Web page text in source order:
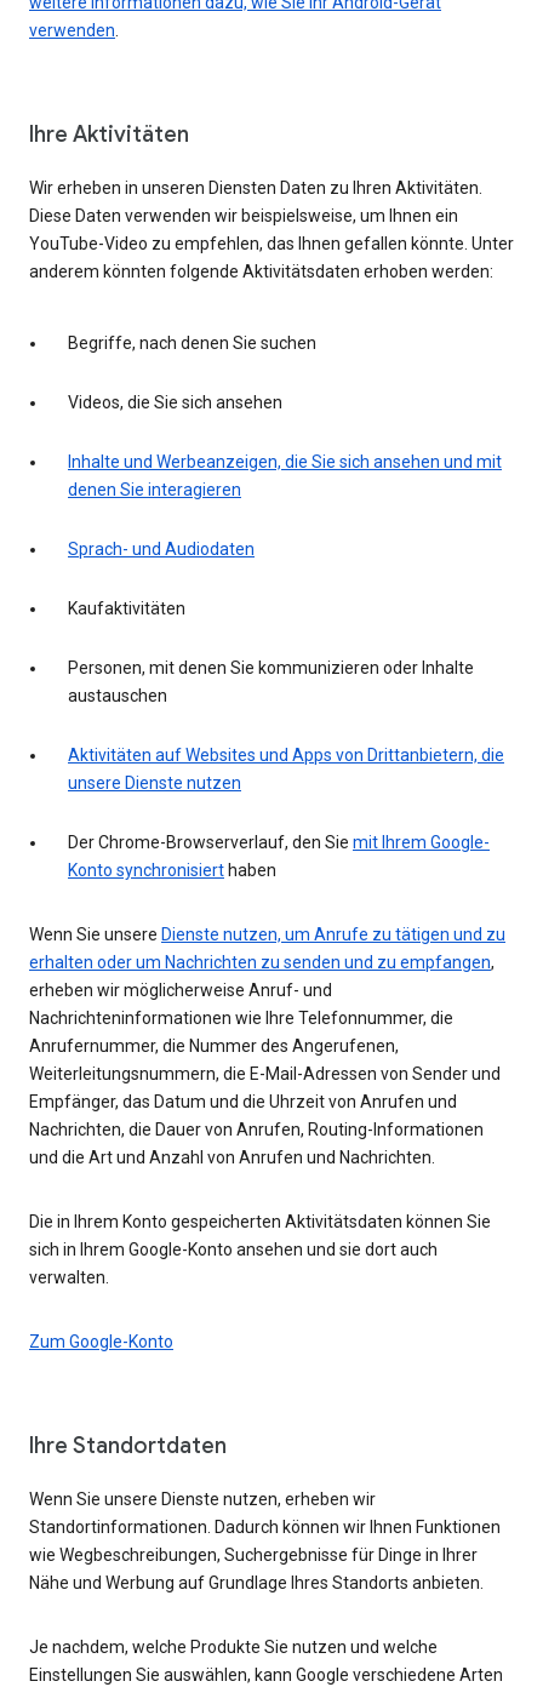
verwenden.
Ihre Aktivitäten
Wir erheben in unseren Diensten Daten zu Ihren Aktivitäten.
Diese Daten verwenden wir beispielsweise, um Ihnen ein
YouTube-Video zu empfehlen, das Ihnen gefallen könnte. Unter
anderem könnten folgende Aktivitätsdaten erhoben werden:
Begriffe, nach denen Sie suchen
Videos, die Sie sich ansehen
Inhalte und Werbeanzeigen, die Sie sich ansehen und mit
denen Sie interagieren
Sprach- und Audiodaten
Kaufaktivitäten
Personen, mit denen Sie kommunizieren oder Inhalte
austauschen
Aktivitäten auf Websites und Apps von Drittanbietern, die
unsere Dienste nutzen
Der Chrome-Browserverlauf, den Sie mit Ihrem Google-
Konto synchronisiert haben
Wenn Sie unsere Dienste nutzen, um Anrufe zu tätigen und zu
erhalten oder um Nachrichten zu senden und zu empfangen,
erheben wir möglicherweise Anruf- und
Nachrichteninformationen wie Ihre Telefonnummer, die
Anrufernummer, die Nummer des Angerufenen,
Weiterleitungsnummern, die E-Mail-Adressen von Sender und
Empfänger, das Datum und die Uhrzeit von Anrufen und
Nachrichten, die Dauer von Anrufen, Routing-Informationen
und die Art und Anzahl von Anrufen und Nachrichten.
Die in Ihrem Konto gespeicherten Aktivitätsdaten können Sie
sich in Ihrem Google-Konto ansehen und sie dort auch
verwalten.
Zum Google-Konto
Ihre Standortdaten
Wenn Sie unsere Dienste nutzen, erheben wir
Standortinformationen. Dadurch können wir Ihnen Funktionen
wie Wegbeschreibungen, Suchergebnisse für Dinge in Ihrer
Nähe und Werbung auf Grundlage Ihres Standorts anbieten.
Je nachdem, welche Produkte Sie nutzen und welche
Einstellungen Sie auswählen, kann Google verschiedene Arten